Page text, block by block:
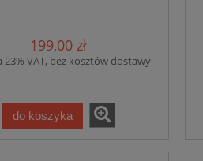
199,00 zł
23% VAT, bez kosztów dostawy
do koszyka